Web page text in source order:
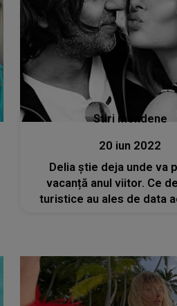
Stiri mondene
20 iun 2022
Delia știe deja unde va
vacanță anul viitor. Ce
turistice au ales de data